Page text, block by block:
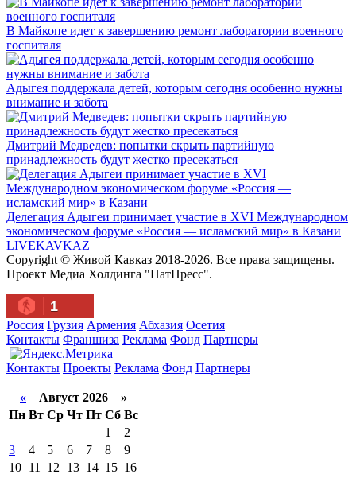
В Майкопе идет к завершению ремонт лаборатории военного
госпиталя
Адыгея поддержала детей, которым сегодня особенно нужны
внимание и забота
Дмитрий Медведев: попытки скрыть партийную
принадлежность будут жестко пресекаться
Делегация Адыгеи принимает участие в XVI Международном
экономическом форуме «Россия — исламский мир» в Казани
LIVEKAVKAZ
Copyright © Живой Кавказ 2018-2026. Все права защищены.
Проект Медиа Холдинга "НатПресс".
1
Россия Грузия Армения Абхазия Осетия
Контакты Франшиза Реклама Фонд Партнеры
Контакты Проекты Реклама Фонд Партнеры
« Август 2026 »
Пн Вт Ср Чт Пт Сб Вс
1
2
3
4 5 6 7 8
9
10 11 12 13 14 15 16